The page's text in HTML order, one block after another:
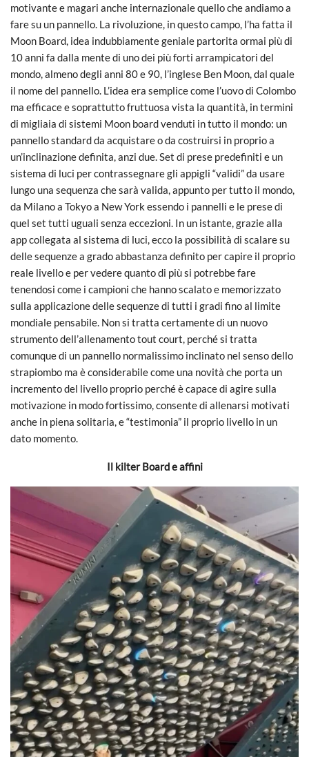
motivante e magari anche internazionale quello che andiamo a
fare su un pannello. La rivoluzione, in questo campo, l’ha fatta il
Moon Board, idea indubbiamente geniale partorita ormai più di
10 anni fa dalla mente di uno dei più forti arrampicatori del
mondo, almeno degli anni 80 e 90, l’inglese Ben Moon, dal quale
il nome del pannello. L’idea era semplice come l’uovo di Colombo
ma efficace e soprattutto fruttuosa vista la quantità, in termini
di migliaia di sistemi Moon board venduti in tutto il mondo: un
pannello standard da acquistare o da costruirsi in proprio a
un’inclinazione definita, anzi due. Set di prese predefiniti e un
sistema di luci per contrassegnare gli appigli “validi” da usare
lungo una sequenza che sarà valida, appunto per tutto il mondo,
da Milano a Tokyo a New York essendo i pannelli e le prese di
quel set tutti uguali senza eccezioni. In un istante, grazie alla
app collegata al sistema di luci, ecco la possibilità di scalare su
delle sequenze a grado abbastanza definito per capire il proprio
reale livello e per vedere quanto di più si potrebbe fare
tenendosi come i campioni che hanno scalato e memorizzato
sulla applicazione delle sequenze di tutti i gradi fino al limite
mondiale pensabile. Non si tratta certamente di un nuovo
strumento dell’allenamento tout court, perché si tratta
comunque di un pannello normalissimo inclinato nel senso dello
strapiombo ma è considerabile come una novità che porta un
incremento del livello proprio perché è capace di agire sulla
motivazione in modo fortissimo, consente di allenarsi motivati
anche in piena solitaria, e “testimonia” il proprio livello in un
dato momento.
Il kilter Board e affini